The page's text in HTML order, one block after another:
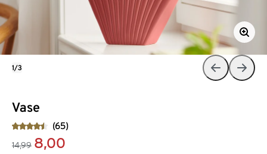
Vase
(65)
14,99 8,00
1/3